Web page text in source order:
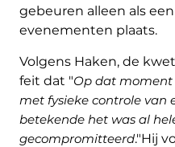
gebeuren alleen als
evenementen plaats.
Volgens Haken, de
feit dat "Op dat moment
met fysieke controle van
betekende het was al
gecompromitteerd."Hij